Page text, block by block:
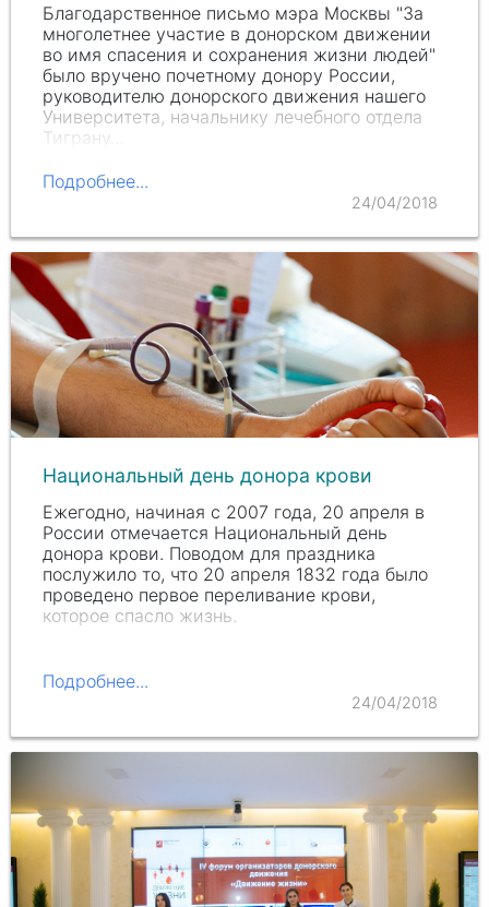
Благодарственное письмо мэра Москвы "За
многолетнее участие в донорском движении
во имя спасения и сохранения жизни людей"
было вручено почетному донору России,
руководителю донорского движения нашего
Университета, начальнику лечебного отдела
Тиграну…
Подробнее...
24/04/2018
Национальный день донора крови
Ежегодно, начиная с 2007 года, 20 апреля в
России отмечается Национальный день
донора крови. Поводом для праздника
послужило то, что 20 апреля 1832 года было
проведено первое переливание крови,
которое спасло жизнь.
Подробнее...
24/04/2018